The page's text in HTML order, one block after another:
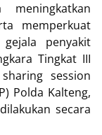
memperkuat
penyakit
Tingkat III
session
Polda Kalteng,
secara